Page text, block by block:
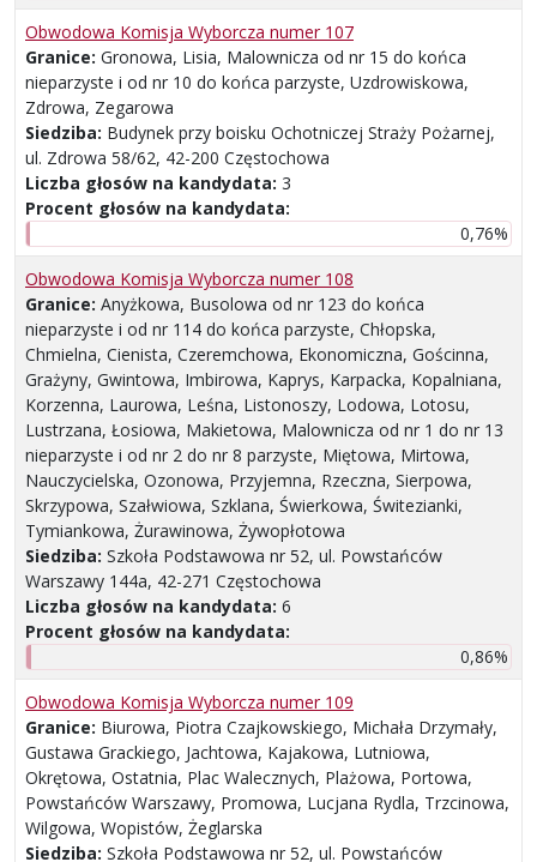
Obwodowa Komisja Wyborcza numer 107
Granice: Gronowa, Lisia, Malownicza od nr 15 do końca
nieparzyste i od nr 10 do końca parzyste, Uzdrowiskowa,
Zdrowa, Zegarowa
Siedziba: Budynek przy boisku Ochotniczej Straży Pożarnej,
ul. Zdrowa 58/62, 42-200 Częstochowa
Liczba głosów na kandydata: 3
Procent głosów na kandydata:
0,76%
Obwodowa Komisja Wyborcza numer 108
Granice: Anyżkowa, Busolowa od nr 123 do końca
nieparzyste i od nr 114 do końca parzyste, Chłopska,
Chmielna, Cienista, Czeremchowa, Ekonomiczna, Gościnna,
Grażyny, Gwintowa, Imbirowa, Kaprys, Karpacka, Kopalniana,
Korzenna, Laurowa, Leśna, Listonoszy, Lodowa, Lotosu,
Lustrzana, Łosiowa, Makietowa, Malownicza od nr 1 do nr 13
nieparzyste i od nr 2 do nr 8 parzyste, Miętowa, Mirtowa,
Nauczycielska, Ozonowa, Przyjemna, Rzeczna, Sierpowa,
Skrzypowa, Szałwiowa, Szklana, Świerkowa, Świtezianki,
Tymiankowa, Żurawinowa, Żywopłotowa
Siedziba: Szkoła Podstawowa nr 52, ul. Powstańców
Warszawy 144a, 42-271 Częstochowa
Liczba głosów na kandydata: 6
Procent głosów na kandydata:
0,86%
Obwodowa Komisja Wyborcza numer 109
Granice: Biurowa, Piotra Czajkowskiego, Michała Drzymały,
Gustawa Grackiego, Jachtowa, Kajakowa, Lutniowa,
Okrętowa, Ostatnia, Plac Walecznych, Plażowa, Portowa,
Powstańców Warszawy, Promowa, Lucjana Rydla, Trzcinowa,
Wilgowa, Wopistów, Żeglarska
Siedziba: Szkoła Podstawowa nr 52, ul. Powstańców